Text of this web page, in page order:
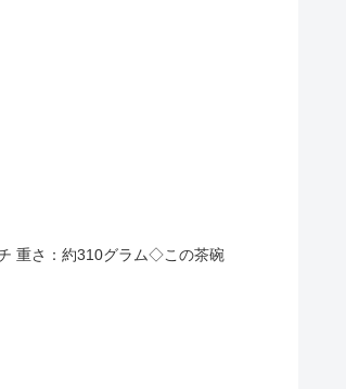
重さ：約310グラム◇この茶碗